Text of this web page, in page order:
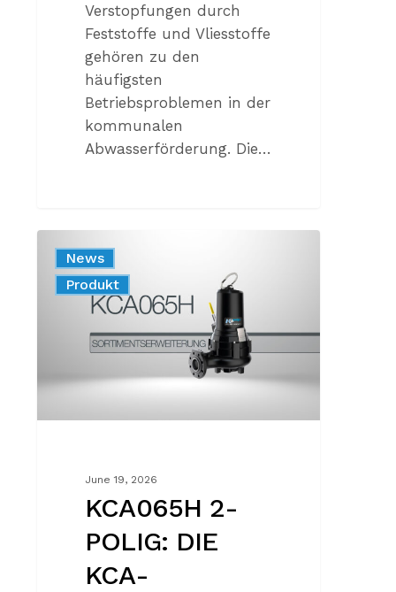
Verstopfungen durch
Feststoffe und Vliesstoffe
gehören zu den
häufigsten
Betriebsproblemen in der
kommunalen
Abwasserförderung. Die…
POLIG:
BAUREIHE
WIRD
News
Produkt
June 19, 2026
KCA065H 2-
POLIG: DIE
KCA-